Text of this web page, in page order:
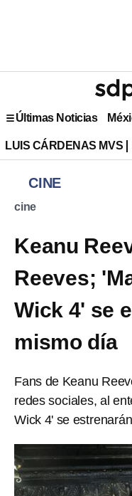
Últimas Noticias
LUIS CÁRDENAS MVS
CINE
cine
Keanu
Reeves;
Wick 4' se
mismo día
Fans de Keanu
redes sociales, al
Wick 4' se